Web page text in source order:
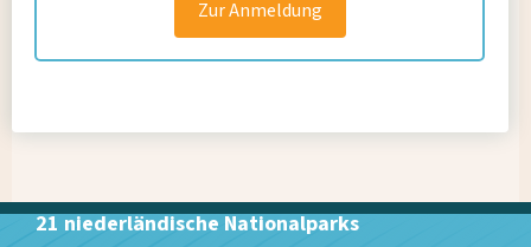
Zur Anmeldung
21 niederländische Nationalparks